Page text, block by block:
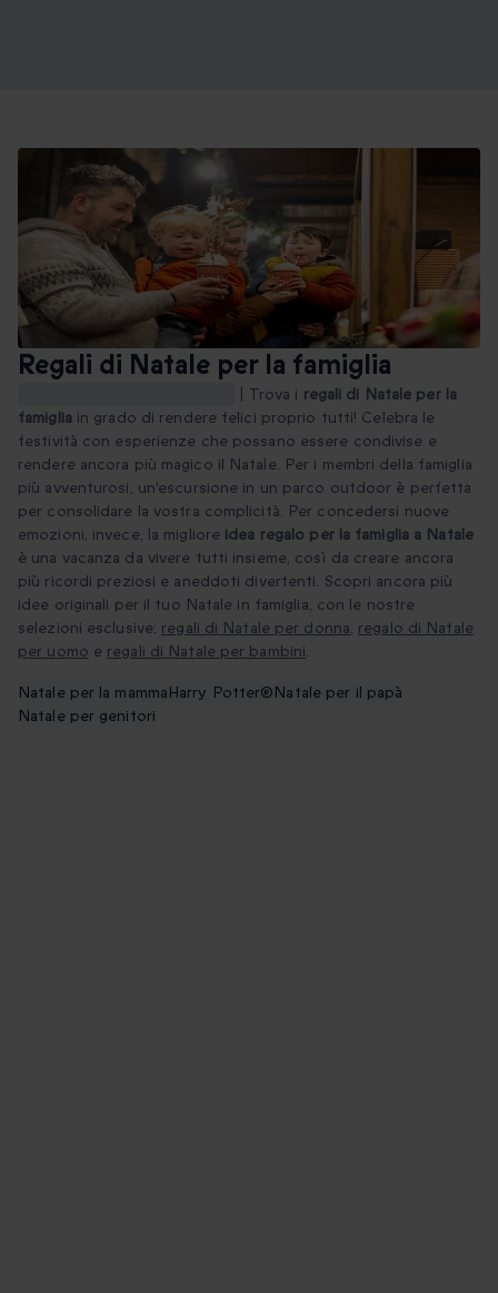
Regali di Natale per la famiglia
Trova i regali di Natale per la
famigliain grado di rendere felici proprio tutti! Celebra le
festività con esperienze che possano essere condivise e
rendere ancora più magico il Natale. Per i membri della famiglia
più avventurosi, un'escursione in un parco outdoor è perfetta
per consolidare la vostra complicità. Per concedersi nuove
emozioni, invece, la migliore idea regalo per la famiglia a Natale
è una vacanza da vivere tutti insieme, così da creare ancora
più ricordi preziosi e aneddoti divertenti. Scopri ancora più
idee originali per il tuo Natale in famiglia, con le nostre
selezioni esclusive: regali di Natale per donna, regalo di Natale
per uomo e regali di Natale per bambini.
Natale per la mammaHarry Potter®Natale per il papà
Natale per genitori